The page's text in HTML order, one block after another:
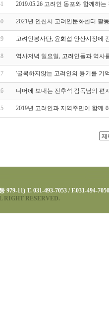
2019.05.26 고려인 동포와 함께하
2021년 안산시 고려인문화센터 활
고려인봉사단, 윤화섭 안산시장에
역사저녁 일요일, 고려인들과 역사
'굴복하지않는 고려인의 용기를 기
너머에 보내는 전후석 감독님의 편
2019년 고려인과 지역주민이 함께
11) T. 031-493-7053 / F.031-494-7050
RIGHT RESERVED.